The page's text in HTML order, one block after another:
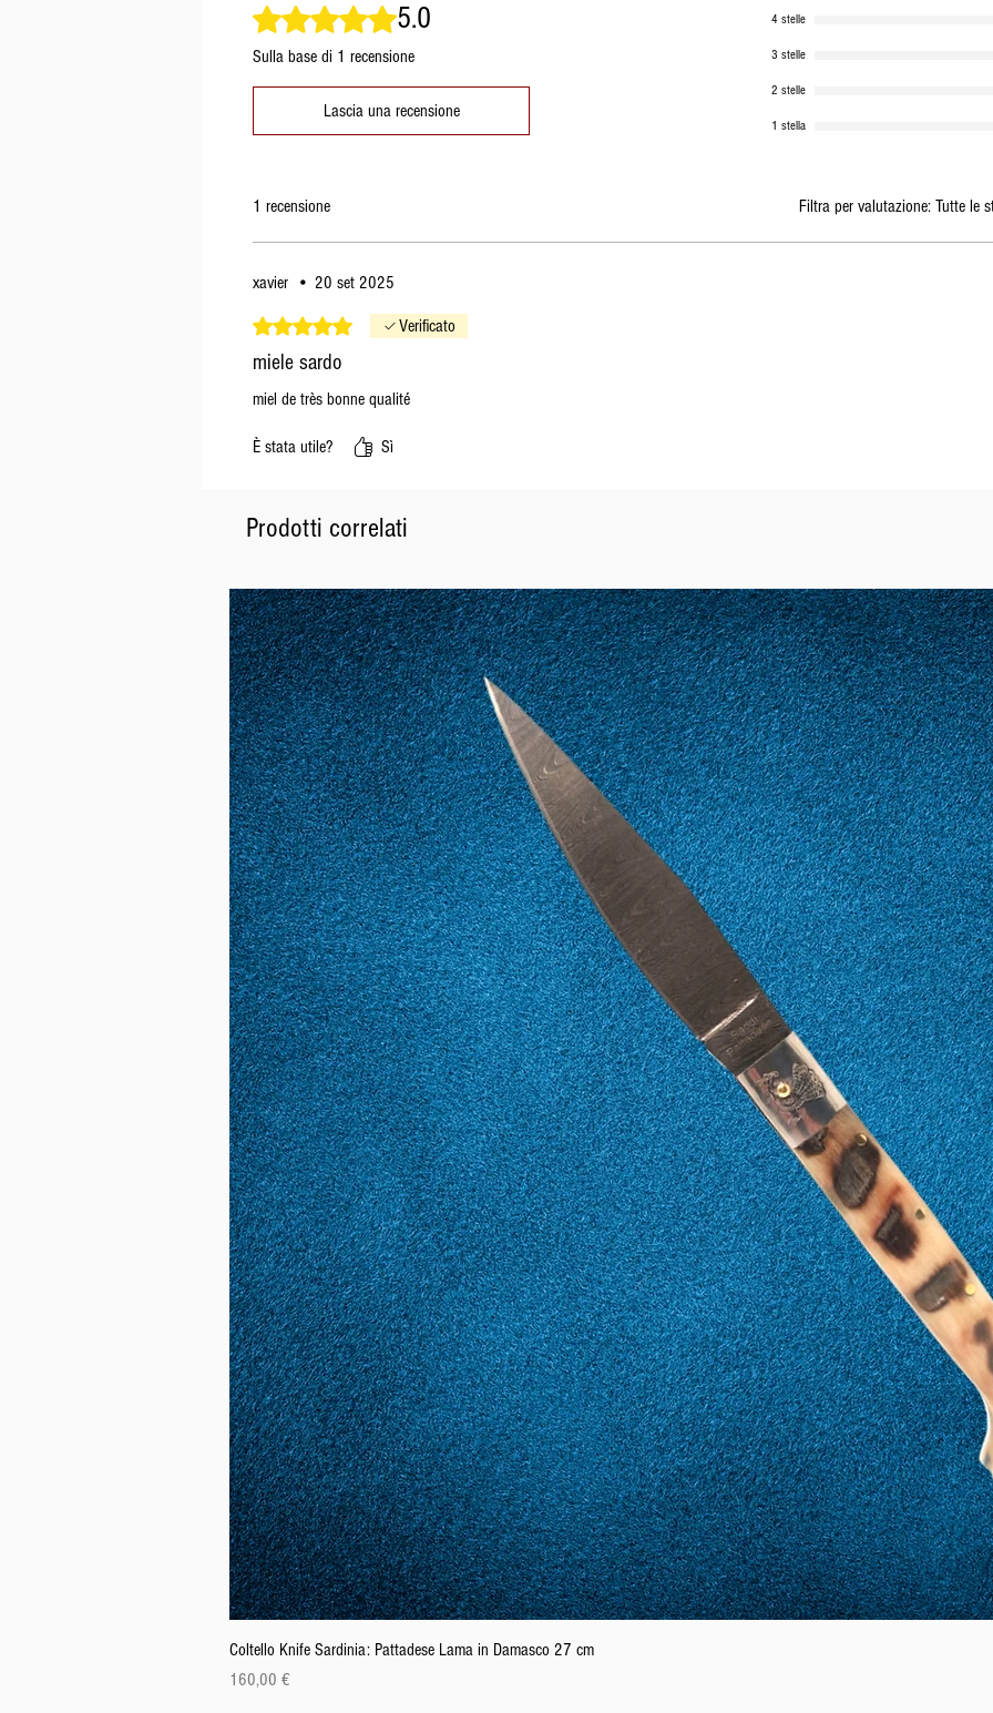
Valutazione 5 stelle su 5.
5.0
Sulla base di 1 recensione
Lascia una recensione
4 stelle
3 stelle
2 stelle
1 stella
1 recensione Filtra per valutazione: Tutte le
xavier • 20 set 2025
Valutazione 5 stelle su 5.
Verificato
miele sardo
miel de très bonne qualité
È stata utile? Sì
Prodotti correlati
Coltello Knife Sardinia: Pattadese Lama in Damasco 27 cm
Prezzo
160,00 €